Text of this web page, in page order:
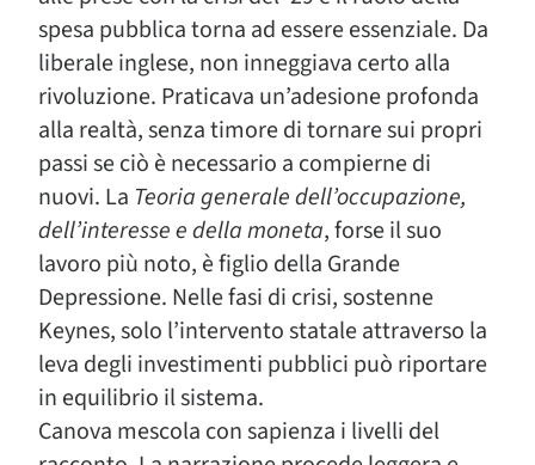
spesa pubblica torna ad essere essenziale. Da
liberale inglese, non inneggiava certo alla
rivoluzione. Praticava un’adesione profonda
alla realtà, senza timore di tornare sui propri
passi se ciò è necessario a compierne di
nuovi. La Teoria generale dell’occupazione,
dell’interesse e della moneta, forse il suo
lavoro più noto, è figlio della Grande
Depressione. Nelle fasi di crisi, sostenne
Keynes, solo l’intervento statale attraverso la
leva degli investimenti pubblici può riportare
in equilibrio il sistema.
Canova mescola con sapienza i livelli del